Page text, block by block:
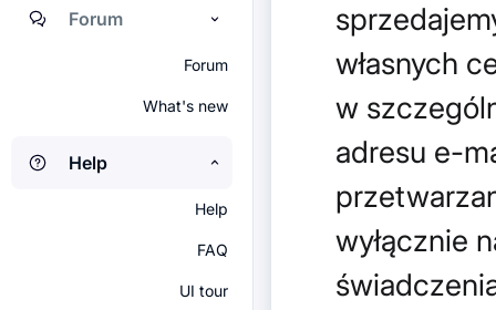
Forum
Forum
What's new
Help
Help
FAQ
UI tour
własnych
w
adresu e-
wyłącznie